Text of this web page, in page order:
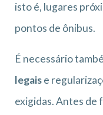
isto é, lugares
pontos de ônibus.
É necessário
legaise
exigidas. Antes de